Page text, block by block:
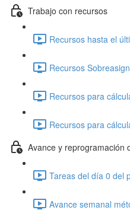
Trabajo con recursos
Recursos hasta el
Recursos
Recursos para
Recursos para
Avance y reprogramación
Tareas del día 0 del
Avance semanal